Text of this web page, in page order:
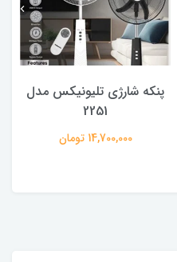
پنکه شارژی تلیونیکس مدل
2251
14,700,000 تومان